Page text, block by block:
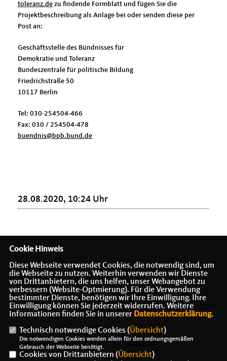
toleranz.de zu findende Formblatt und fügen Sie die
Projektbeschreibung als Anlage bei oder senden diese per
Post an:
Geschäftsstelle des Bündnisses für
Demokratie und Toleranz
Bundeszentrale für politische Bildung
Friedrichstraße 50
10117 Berlin
Tel: 030-254504-466
Fax: 030 / 254504-478
buendnis@bpb.bund.de
28.08.2020, 10:24 Uhr
Bundesminister a.D.
IMPRESSUM DATENSCHUTZ
Cookie Hinweis
Diese Webseite verwendet Cookies, die notwendig sind, um
die Webseite zu nutzen. Weiterhin verwenden wir Dienste
von Drittanbietern, die uns helfen, unser Webangebot zu
verbessern (Website-Optmierung). Für die Verwendung
bestimmter Dienste, benötigen wir Ihre Einwilligung. Ihre
Einwilligung können Sie jederzeit widerrufen. Weitere
Informationen finden Sie in unserer Datenschutzerklärung.
Technisch notwendige Cookies (Übersicht)
Die notwendigen Cookies werden allein für den ordnungsgemäßen
Gebrauch der Webseite benötigt.
Cookies von Drittanbietern (Übersicht)